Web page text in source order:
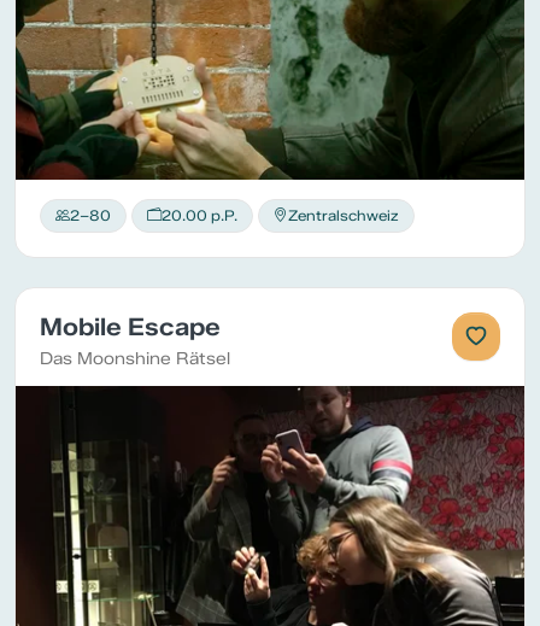
2–80 20.00 p.P. Zentralschweiz
Mobile Escape
Das Moonshine Rätsel